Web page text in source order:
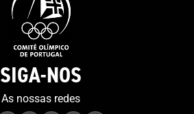
SIGA-NOS
As nossas redes